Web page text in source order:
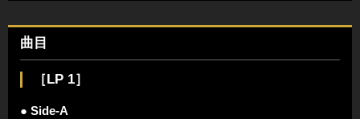
曲目
［LP 1］
● Side-A